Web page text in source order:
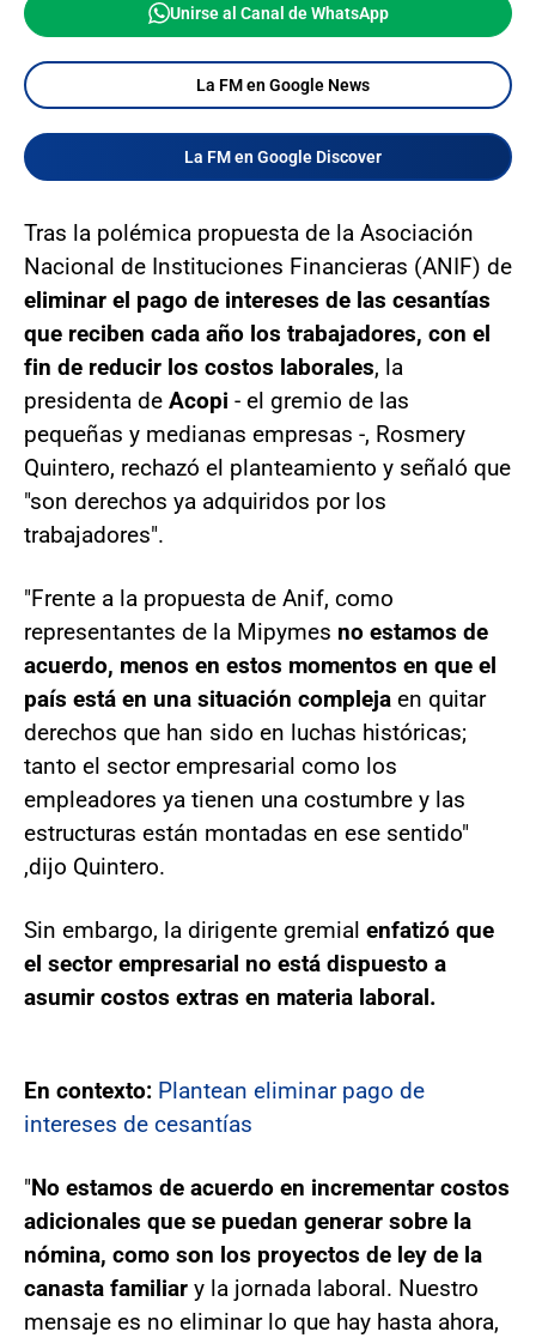
Unirse al Canal de WhatsApp
La FM en Google News
La FM en Google Discover
Tras la polémica propuesta de la Asociación
Nacional de Instituciones Financieras (ANIF) de
eliminar el pago de intereses de las cesantías
que reciben cada año los trabajadores, con el
fin de reducir los costos laborales, la
presidenta de Acopi - el gremio de las
pequeñas y medianas empresas -, Rosmery
Quintero, rechazó el planteamiento y señaló que
"son derechos ya adquiridos por los
trabajadores".
"Frente a la propuesta de Anif, como
representantes de la Mipymes no estamos de
acuerdo, menos en estos momentos en que el
país está en una situación compleja en quitar
derechos que han sido en luchas históricas;
tanto el sector empresarial como los
empleadores ya tienen una costumbre y las
estructuras están montadas en ese sentido"
,dijo Quintero.
Sin embargo, la dirigente gremial enfatizó que
el sector empresarial no está dispuesto a
asumir costos extras en materia laboral.
En contexto: Plantean eliminar pago de
intereses de cesantías
"No estamos de acuerdo en incrementar costos
adicionales que se puedan generar sobre la
nómina, como son los proyectos de ley de la
canasta familiar y la jornada laboral. Nuestro
mensaje es no eliminar lo que hay hasta ahora,